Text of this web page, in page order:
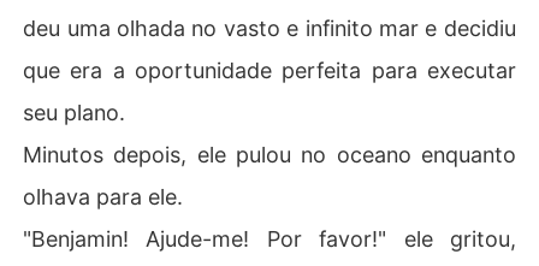
deu uma olhada no vasto e infinito mar e decidiu
que era a oportunidade perfeita para executar
seu plano.
Minutos depois, ele pulou no oceano enquanto
olhava para ele.
"Benjamin! Ajude-me! Por favor!" ele gritou,